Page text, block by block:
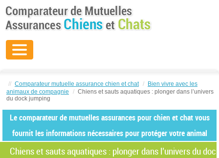
// Comparateur mutuelle assurance chien et chat /
Bien vivre avec les
animaux de compagnie
/ Chiens et sauts aquatiques : plonger dans l’univers
du dock jumping
Le comparateur de mutuelles assurances pour chien et chat vous
fournit les informations nécessaires pour protéger votre animal
Chiens et sauts aquatiques : plonger dans l’univers du